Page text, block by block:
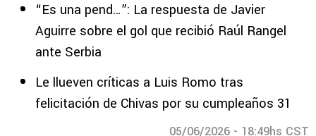
“Es una pend…”: La respuesta de Javier
Aguirre sobre el gol que recibió Raúl Rangel
ante Serbia
Le llueven críticas a Luis Romo tras
felicitación de Chivas por su cumpleaños 31
05/06/2026 - 18:49hs CST